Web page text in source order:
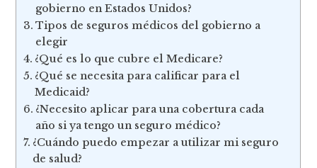
gobierno en Estados Unidos?
Tipos de seguros médicos del gobierno a
elegir
¿Qué es lo que cubre el Medicare?
¿Qué se necesita para calificar para el
Medicaid?
¿Necesito aplicar para una cobertura cada
año si ya tengo un seguro médico?
¿Cuándo puedo empezar a utilizar mi seguro
de salud?